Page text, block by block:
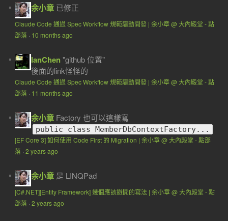
余小章 已修正
Claude Code 通過 Spec Workflow 規範驅動開發 | 余小章 @ 大內殿堂 - 點
部落· 10 months ago
IanChen"github 位置"
後面的link怪怪的
Claude Code 通過 Spec Workflow 規範驅動開發 | 余小章 @ 大內殿堂 - 點
部落· 11 months ago
余小章 Factory 也可以這樣寫
public class MemberDbContextFactory...
[EF Core 3] 如何使用 Code First 的 Migration | 余小章 @ 大內殿堂 - 點部
落· 2 years ago
余小章 是 LINQPad
[C#.NET][Entity Framework] 幾個應該避開的寫法 | 余小章 @ 大內殿堂 - 點
部落· 2 years ago